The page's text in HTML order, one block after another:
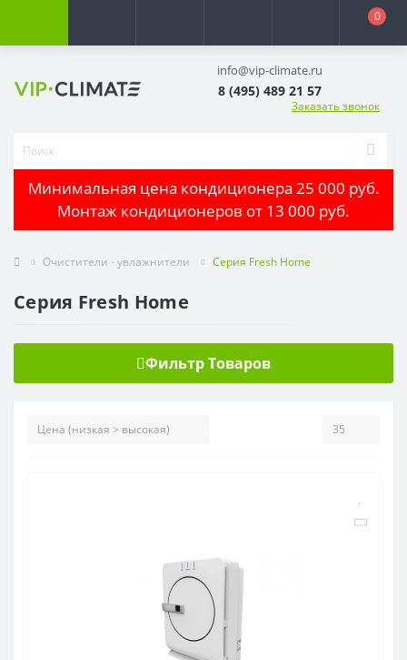
0
info@vip-climate.ru
8 (495) 489 21 57
Заказать звонок
Минимальная цена кондиционера 25 000 руб.
Монтаж кондиционеров от 13 000 руб.
Очистители - увлажнители Серия Fresh Home
Серия Fresh Home
Фильтр Товаров